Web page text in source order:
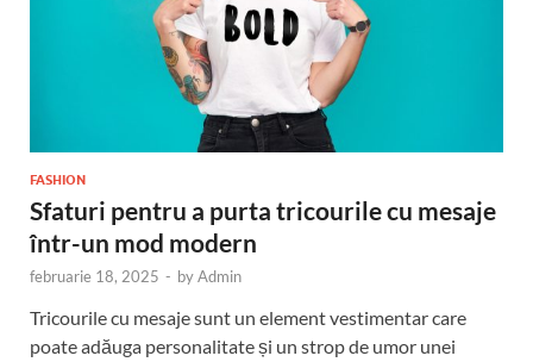
FASHION
Sfaturi pentru a purta tricourile cu mesaje
într-un mod modern
februarie 18, 2025 - byAdmin
Tricourile cu mesaje sunt un element vestimentar care
poate adăuga personalitate și un strop de umor unei